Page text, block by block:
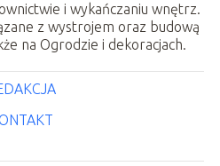
i wykańczaniu wnętrz.
z wystrojem oraz budową
na Ogrodzie i dekoracjach.